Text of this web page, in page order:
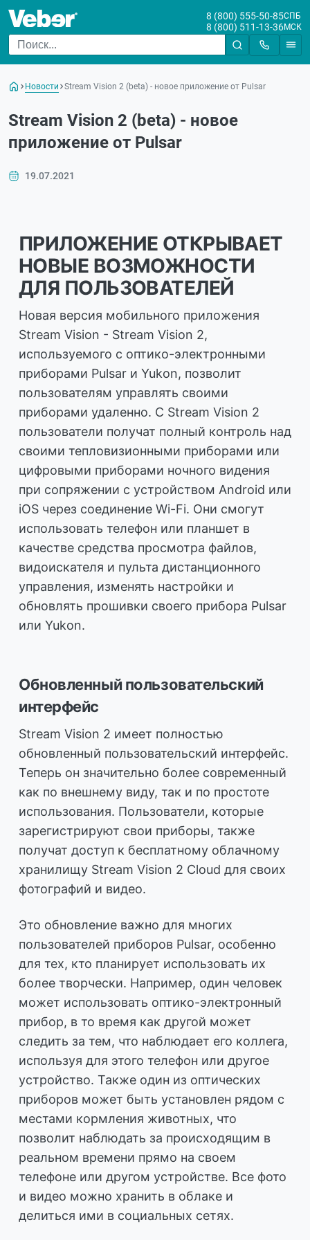
8 (800) 555-50-85СПБ
8 (800) 511-13-36МСК
Новости Stream Vision 2 (beta) - новое приложение от Pulsar
Stream Vision 2 (beta) - новое
приложение от Pulsar
19.07.2021
ПРИЛОЖЕНИЕ ОТКРЫВАЕТ
НОВЫЕ ВОЗМОЖНОСТИ
ДЛЯ ПОЛЬЗОВАТЕЛЕЙ
Новая версия мобильного приложения
Stream Vision - Stream Vision 2,
используемого с оптико-электронными
приборами Pulsar и Yukon, позволит
пользователям управлять своими
приборами удаленно. С Stream Vision 2
пользователи получат полный контроль над
своими тепловизионными приборами или
цифровыми приборами ночного видения
при сопряжении с устройством Android или
iOS через соединение Wi-Fi. Они смогут
использовать телефон или планшет в
качестве средства просмотра файлов,
видоискателя и пульта дистанционного
управления, изменять настройки и
обновлять прошивки своего прибора Pulsar
или Yukon.
Обновленный пользовательский
интерфейс
Stream Vision 2 имеет полностью
обновленный пользовательский интерфейс.
Теперь он значительно более современный
как по внешнему виду, так и по простоте
использования. Пользователи, которые
зарегистрируют свои приборы, также
получат доступ к бесплатному облачному
хранилищу Stream Vision 2 Cloud для своих
фотографий и видео.
Это обновление важно для многих
пользователей приборов Pulsar, особенно
для тех, кто планирует использовать их
более творчески. Например, один человек
может использовать оптико-электронный
прибор, в то время как другой может
следить за тем, что наблюдает его коллега,
используя для этого телефон или другое
устройство. Также один из оптических
приборов может быть установлен рядом с
местами кормления животных, что
позволит наблюдать за происходящим в
реальном времени прямо на своем
телефоне или другом устройстве. Все фото
и видео можно хранить в облаке и
делиться ими в социальных сетях.